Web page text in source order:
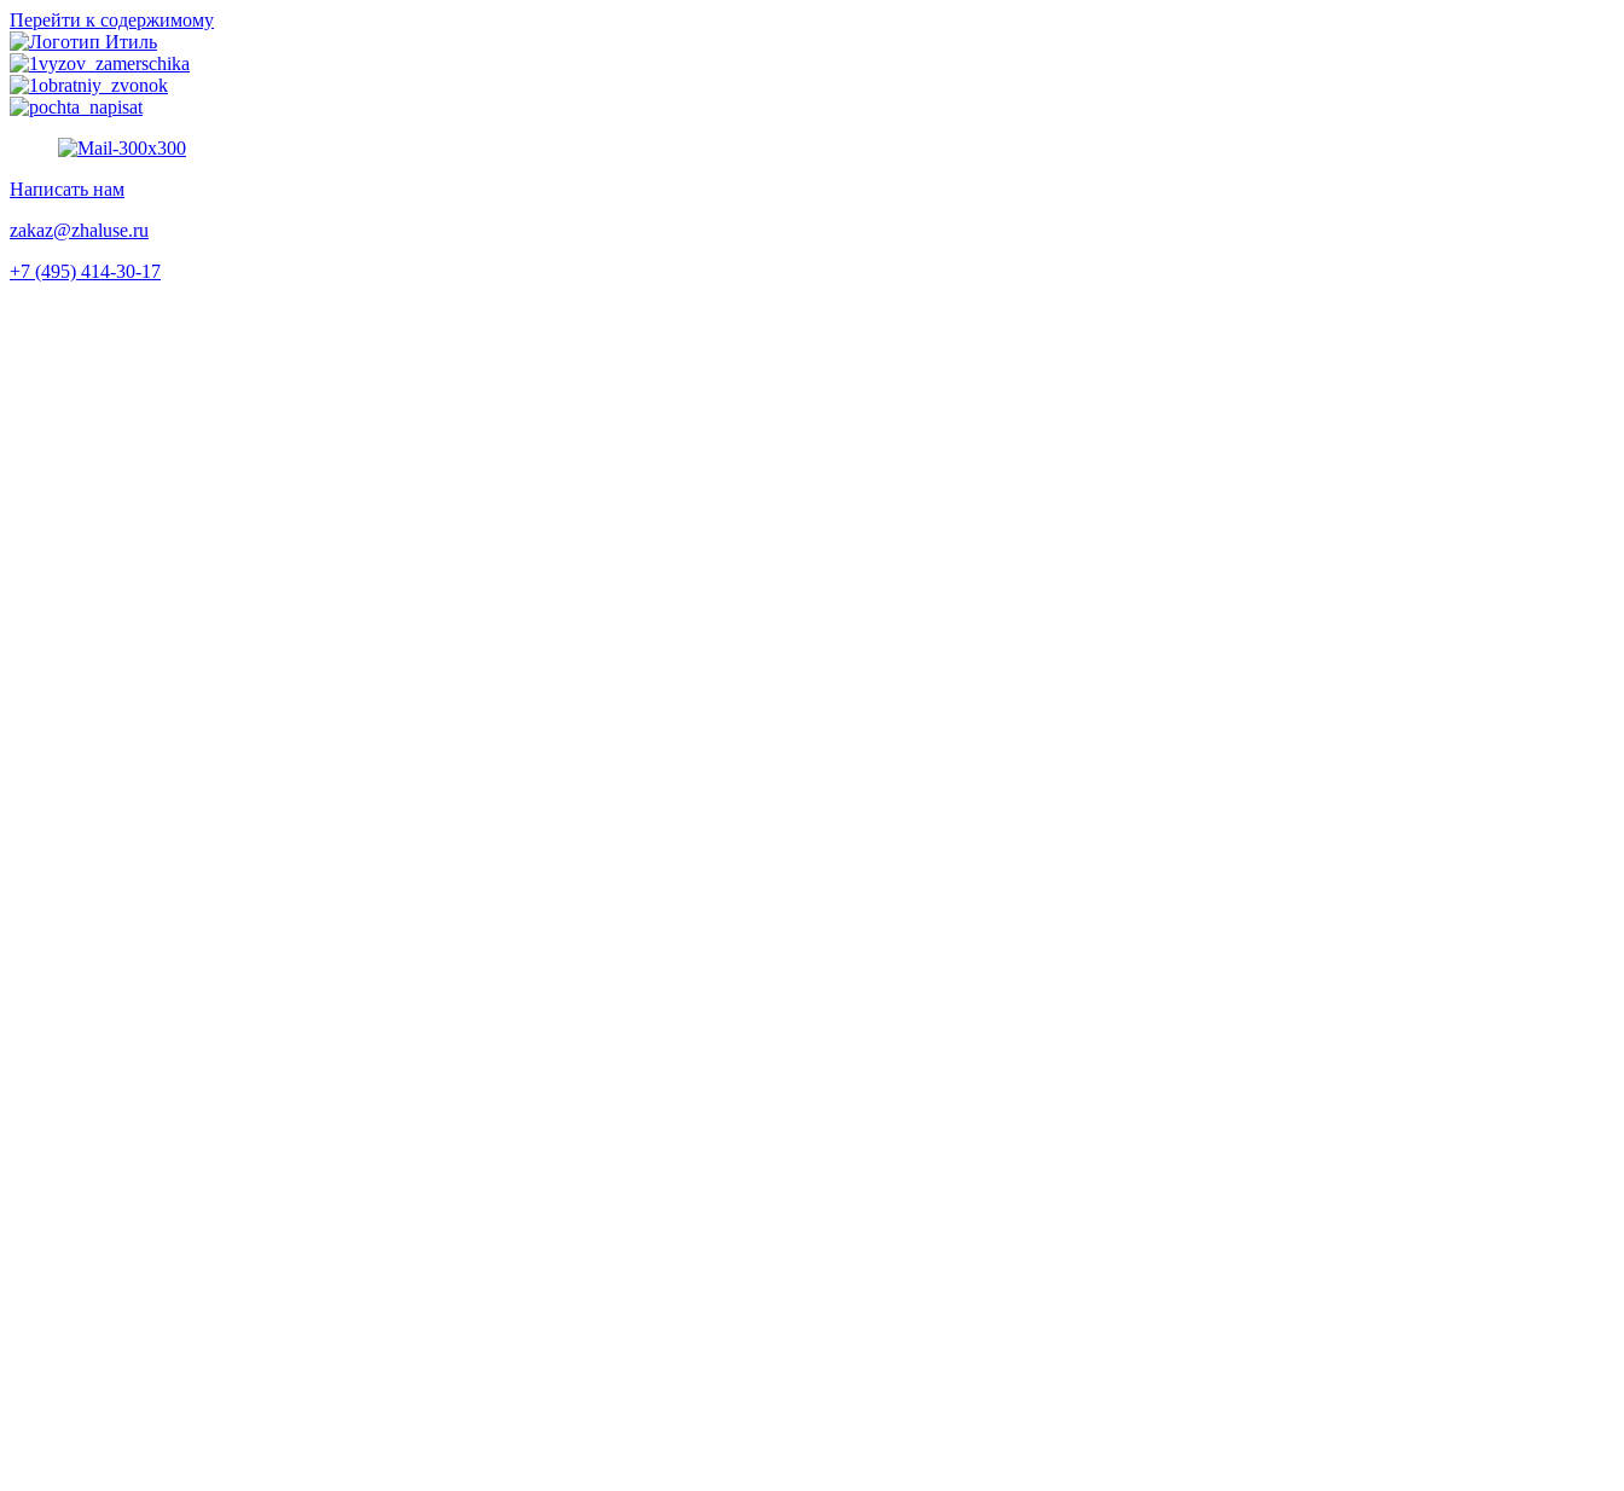
Перейти к содержимому
Написать нам
zakaz@zhaluse.ru
+7 (495) 414-30-17‬